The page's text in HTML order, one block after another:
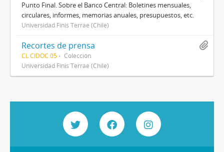
Punto Final. Sobre el Banco Central: Boletines mensuales,
circulares, informes, memorias anuales, presupuestos, etc.
Universidad Finis Terrae (Chile)
Recortes de prensa
CL CIDOC 05
Colección
Universidad Finis Terrae (Chile)